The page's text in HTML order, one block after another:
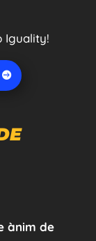
Iguality!
ànim de